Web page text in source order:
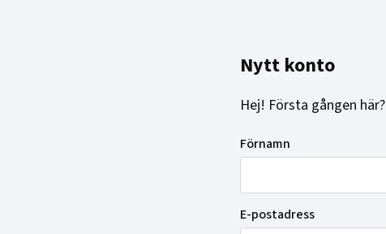
Nytt konto
Hej! Första gången
Skapa
Förnamn
E-postadress